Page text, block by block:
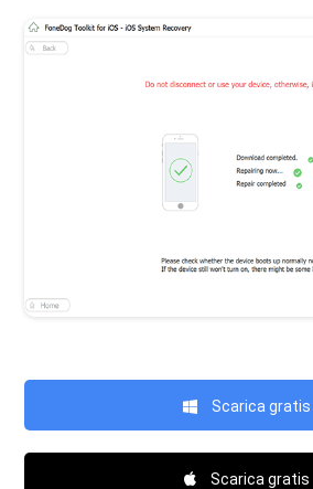
Scarica gratis
Scarica gratis